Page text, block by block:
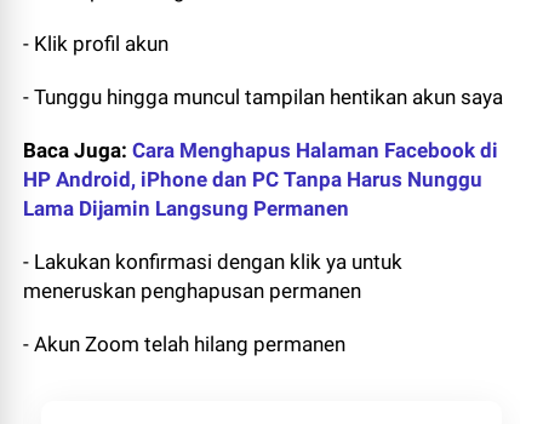
- Klik profil akun
- Tunggu hingga muncul tampilan hentikan akun saya
Baca Juga:Cara Menghapus Halaman Facebook di
HP Android, iPhone dan PC Tanpa Harus Nunggu
Lama Dijamin Langsung Permanen
- Lakukan konfirmasi dengan klik ya untuk
meneruskan penghapusan permanen
- Akun Zoom telah hilang permanen